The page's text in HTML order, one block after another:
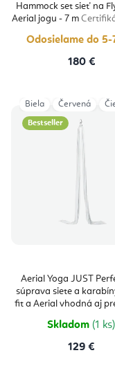
Hammock set sieť na
Aerial jogu - 7 m
Odosielame do 5-
180 €
Bestseller
Aerial Yoga JUST
súprava siete a
fit a Aerial vhodná aj
Skladom (1 ks)
129 €
Biela Červená